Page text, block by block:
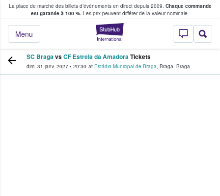
La place de marché des billets d’événements en direct depuis 2009. Chaque commande
est garantie à 100 %. Les prix peuvent différer de la valeur nominale.
StubHub - Où
Menu
fans achètent et vendent des billets
SC BragavsCF Estrela da AmadoraTickets
dim. 31 janv. 2027 • 20:30 at Estádio Municipal de Braga, Braga, Braga